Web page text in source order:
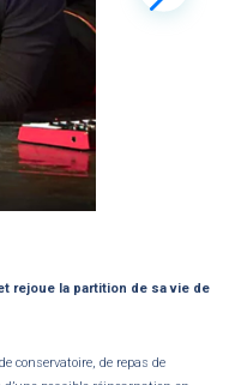
rejoue la partition de sa vie de
conservatoire, de repas de